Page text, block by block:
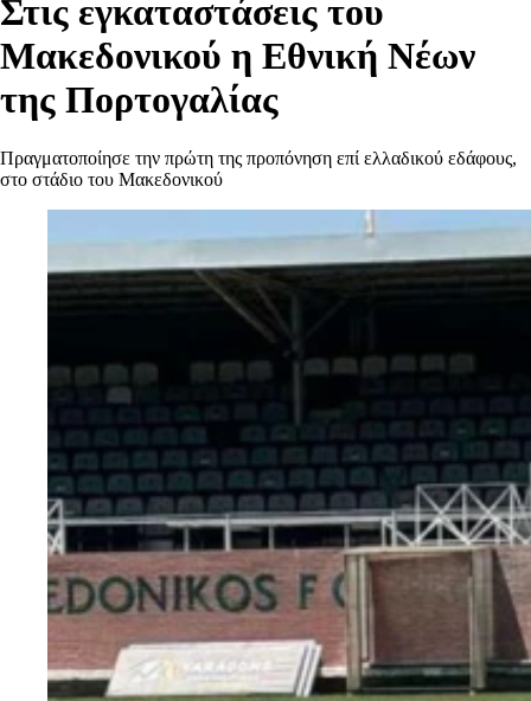
Στις εγκαταστάσεις του
Μακεδονικού η Εθνική Νέων
της Πορτογαλίας
Πραγματοποίησε την πρώτη της προπόνηση επί ελλαδικού εδάφους,
στο στάδιο του Μακεδονικού